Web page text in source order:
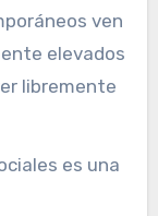
ven
elevados
libremente
es una